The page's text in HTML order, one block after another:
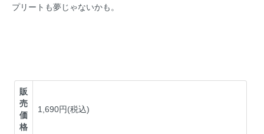
プリートも夢じゃないかも。
販
売
価
格
1,690円(税込)